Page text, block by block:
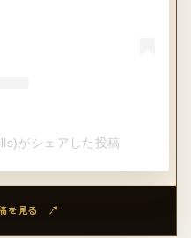
がシェアした投稿
を見る